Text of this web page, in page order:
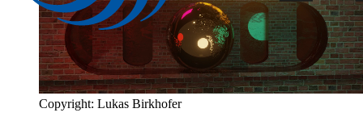
Copyright: Lukas Birkhofer